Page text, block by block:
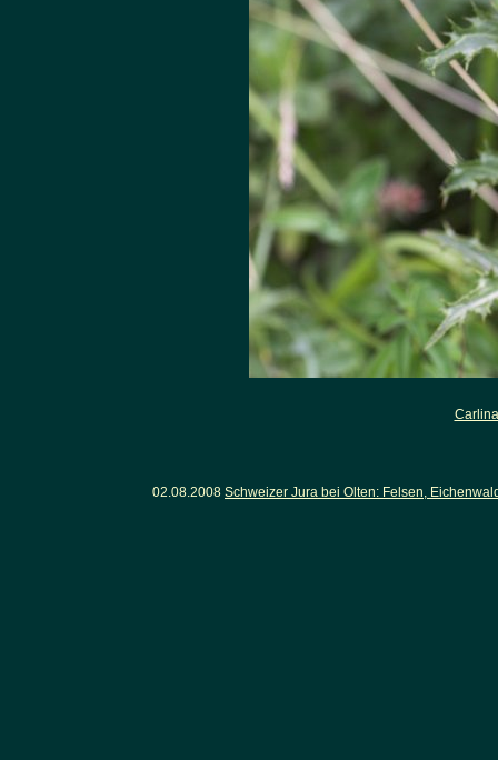
02.08.2008 Schweizer Jura bei Olten: Felsen,